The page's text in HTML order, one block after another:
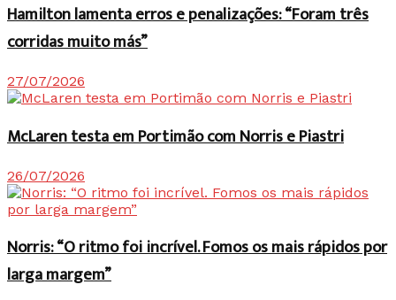
Hamilton lamenta erros e penalizações: “Foram três
corridas muito más”
27/07/2026
McLaren testa em Portimão com Norris e Piastri
26/07/2026
Norris: “O ritmo foi incrível. Fomos os mais rápidos por
larga margem”